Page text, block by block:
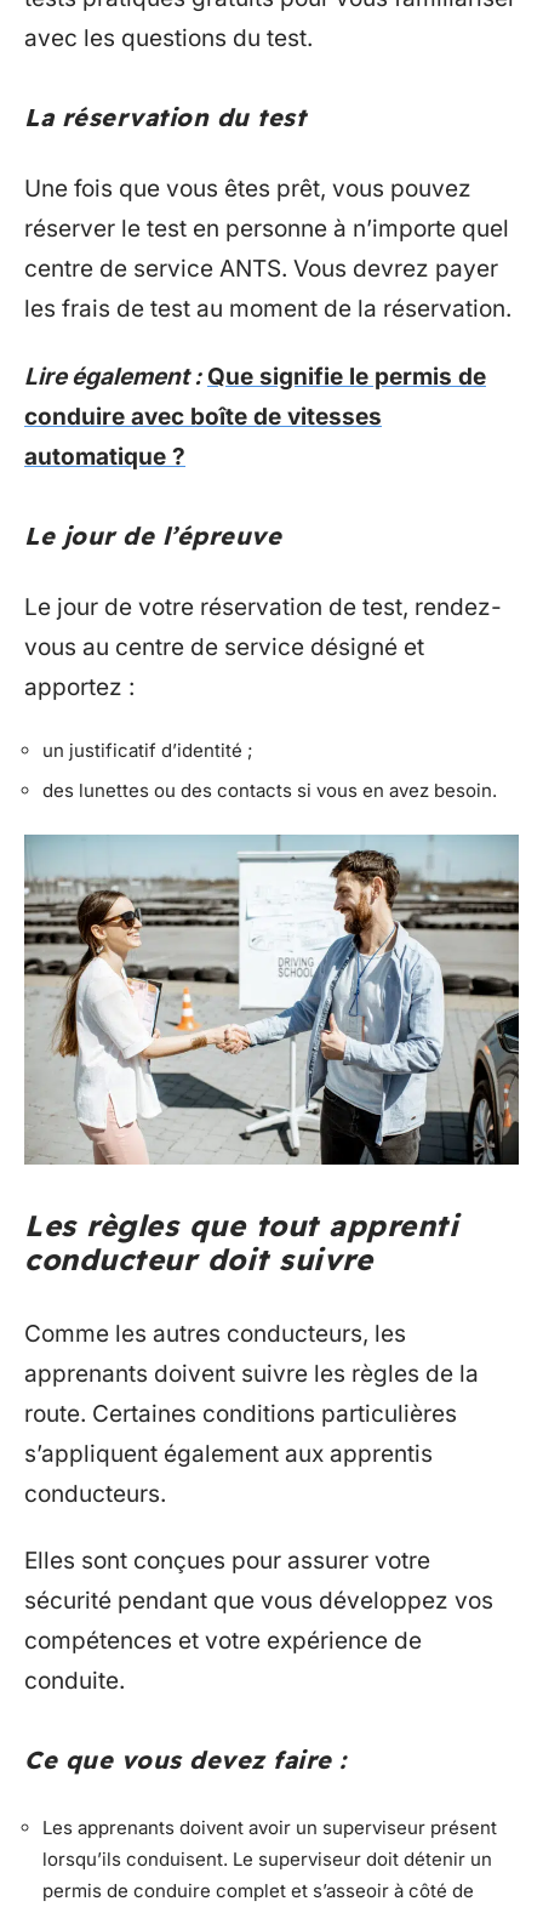
avec les questions du test.
La réservation du test
Une fois que vous êtes prêt, vous pouvez
réserver le test en personne à n’importe quel
centre de service ANTS. Vous devrez payer
les frais de test au moment de la réservation.
Lire également : Que signifie le permis de
conduire avec boîte de vitesses
automatique ?
Le jour de l’épreuve
Le jour de votre réservation de test, rendez-
vous au centre de service désigné et
apportez :
un justificatif d’identité ;
des lunettes ou des contacts si vous en avez besoin.
Les règles que tout apprenti
conducteur doit suivre
Comme les autres conducteurs, les
apprenants doivent suivre les règles de la
route. Certaines conditions particulières
s’appliquent également aux apprentis
conducteurs.
Elles sont conçues pour assurer votre
sécurité pendant que vous développez vos
compétences et votre expérience de
conduite.
Ce que vous devez faire :
Les apprenants doivent avoir un superviseur présent
lorsqu’ils conduisent. Le superviseur doit détenir un
permis de conduire complet et s’asseoir à côté de